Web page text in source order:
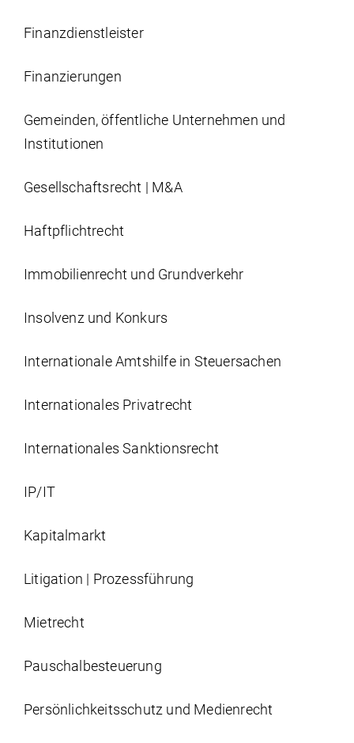
Finanzdienstleister
Finanzierungen
Gemeinden, öffentliche Unternehmen und
Institutionen
Gesellschaftsrecht | M&A
Haftpflichtrecht
Immobilien­recht und Grundverkehr
Insolvenz und Konkurs
Internationale Amtshilfe in Steuersachen
Internationales Privatrecht
Internationales Sanktionsrecht
IP/IT
Kapitalmarkt
Litigation | Prozessführung
Mietrecht
Pauschalbesteuerung
Persönlichkeits­schutz und Medienrecht